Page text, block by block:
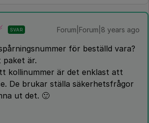
SVAR Forum|Forum|8 years ago
för beställd vara?
paket är.
kollinummer är det enklast att
De brukar ställa säkerhetsfrågor
ut det. 🙂